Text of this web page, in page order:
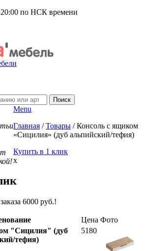
по НСК времени
Menu
Главная / Товары / Консоль с ящиком
«Сицилия» (дуб альпийский/тефия)
Купить в 1 клик
x
6000 руб.!
Цена Фото
"Сицилия" (дуб
тефия)
5180